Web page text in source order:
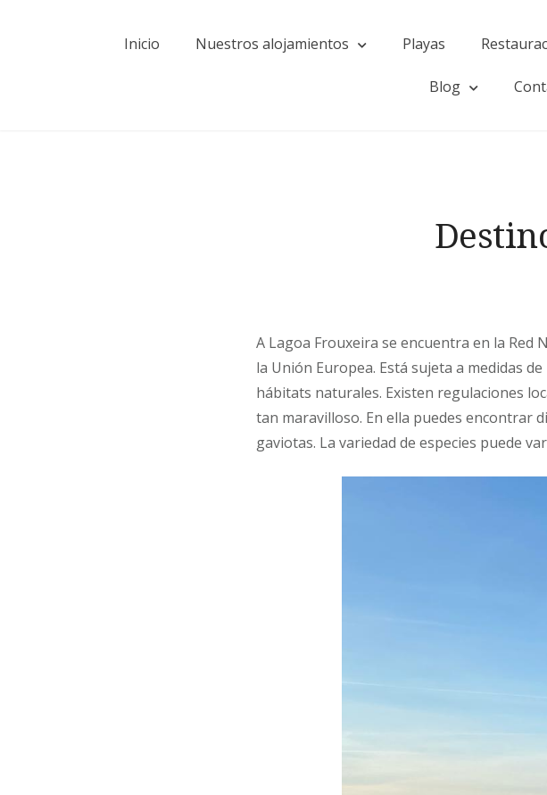
Inicio Nuestros alojamientos Playas
Blog
A Lagoa Frouxeira se encuentra en la Red
la Unión Europea. Está sujeta a medidas
hábitats naturales. Existen regulaciones
tan maravilloso. En ella puedes encontrar
gaviotas. La variedad de especies puede